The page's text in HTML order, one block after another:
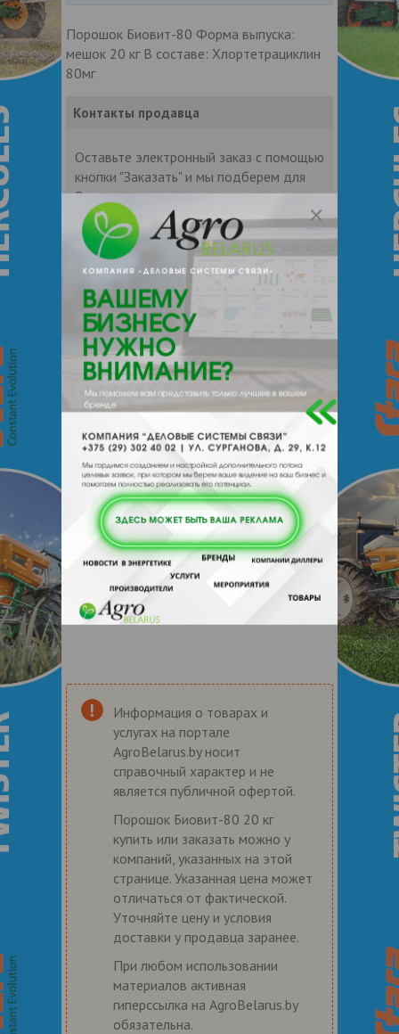
Порошок Биовит-80 Форма выпуска:
мешок 20 кг В составе: Хлортетрациклин
80мг
Контакты продавца
Оставьте электронный заказ с помощью
кнопки "Заказать" и мы подберем для
Вас подходящую компанию
поставщика.
Информация о товарах и
услугах на портале
AgroBelarus.by носит
справочный характер и не
является публичной офертой.
Порошок Биовит-80 20 кг
купить или заказать можно у
компаний, указанных на этой
странице. Указанная цена может
отличаться от фактической.
Уточняйте цену и условия
доставки у продавца заранее.
При любом использовании
материалов активная
гиперссылка на AgroBelarus.by
обязательна.